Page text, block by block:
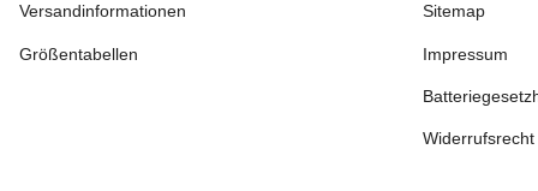
Versandinformationen
Größentabellen
Sitemap
Impressum
Widerrufsrecht